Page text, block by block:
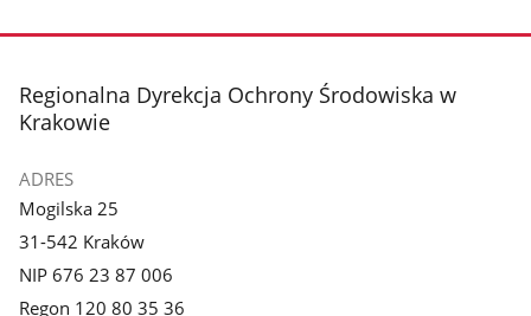
stopka
Regionalna Dyrekcja Ochrony Środowiska w
Krakowie
ADRES
Mogilska 25
31-542 Kraków
NIP 676 23 87 006
Regon 120 80 35 36